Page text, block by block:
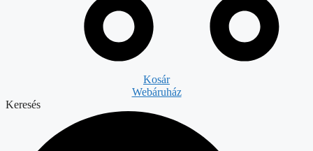
Kosár
Webáruház
Keresés